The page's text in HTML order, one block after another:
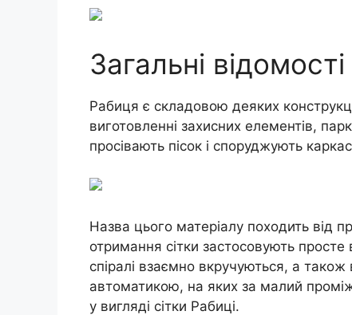
Загальні відомості
Рабиця є складовою деяких
виготовленні захисних елементів,
просівають пісок і споруджують
Назва цього матеріалу походить від
отримання сітки застосовують
спіралі взаємно вкручуються, а також
автоматикою, на яких за малий
у вигляді сітки Рабиці.